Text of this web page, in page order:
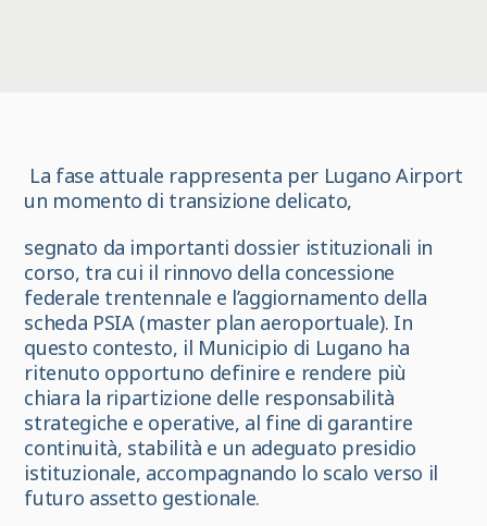
La fase attuale rappresenta per Lugano Airport
un momento di transizione delicato,
segnato da importanti dossier istituzionali in
corso, tra cui il rinnovo della concessione
federale trentennale e l’aggiornamento della
scheda PSIA (master plan aeroportuale). In
questo contesto, il Municipio di Lugano ha
ritenuto opportuno definire e rendere più
chiara la ripartizione delle responsabilità
strategiche e operative, al fine di garantire
continuità, stabilità e un adeguato presidio
istituzionale, accompagnando lo scalo verso il
futuro assetto gestionale.